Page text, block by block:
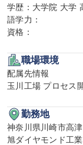
学歴：大学院 大学
語学力：
資格：
職場環境
配属先情報
玉川工場 プロセス
勤務地
神奈川県川崎市高
旭ダイヤモンド工